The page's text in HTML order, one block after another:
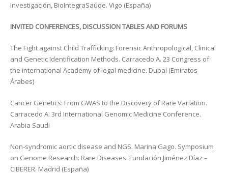
Investigación, BioIntegraSaúde. Vigo (España)
INVITED CONFERENCES, DISCUSSION TABLES AND FORUMS
The Fight against Child Trafficking: Forensic Anthropological, Clinical
and Genetic Identification Methods. Carracedo A. 23 Congress of
the international Academy of legal medicine. Dubai (Emiratos
Árabes)
Cancer Genetics: From GWAS to the Discovery of Rare Variation.
Carracedo A. 3rd International Genomic Medicine Conference.
Arabia Saudi
Non-syndromic aortic disease and NGS. Marina Gago. Symposium
on Genome Research: Rare Diseases. Fundación Jiménez Díaz –
CIBERER. Madrid (España)